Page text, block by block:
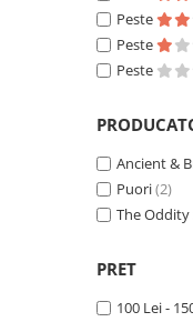
Peste
Peste
Peste
Ancient &
Puori(2)
The
PRET
100 Lei -